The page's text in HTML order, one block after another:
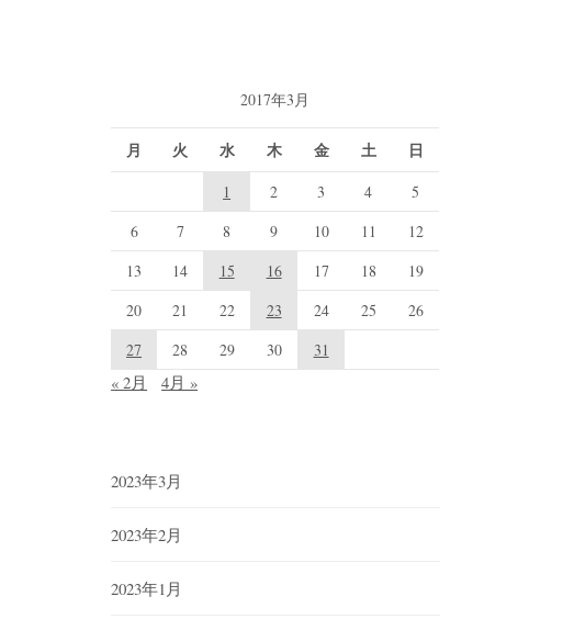
2017年3月
月 火 水 木 金 土 日
1 2 3 4
5
6
7 8 9 10 11
12
13
14 15 16 17 18
19
20
21 22 23 24 25
26
27
28 29 30 31
« 2月 4月 »
2023年3月
2023年2月
2023年1月